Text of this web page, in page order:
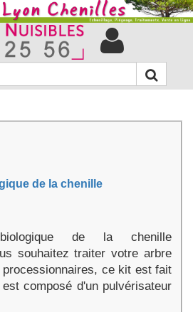
de la chenille
de la chenille
souhaitez traiter votre arbre
ce kit est fait
composé d'un pulvérisateur